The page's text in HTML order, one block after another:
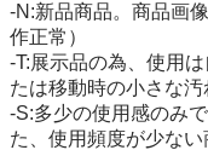
-N:新品商品。商品画
作正常）
-T:展示品の為、使用
たは移動時の小さな汚
-S:多少の使用感のみ
た、使用頻度が少な